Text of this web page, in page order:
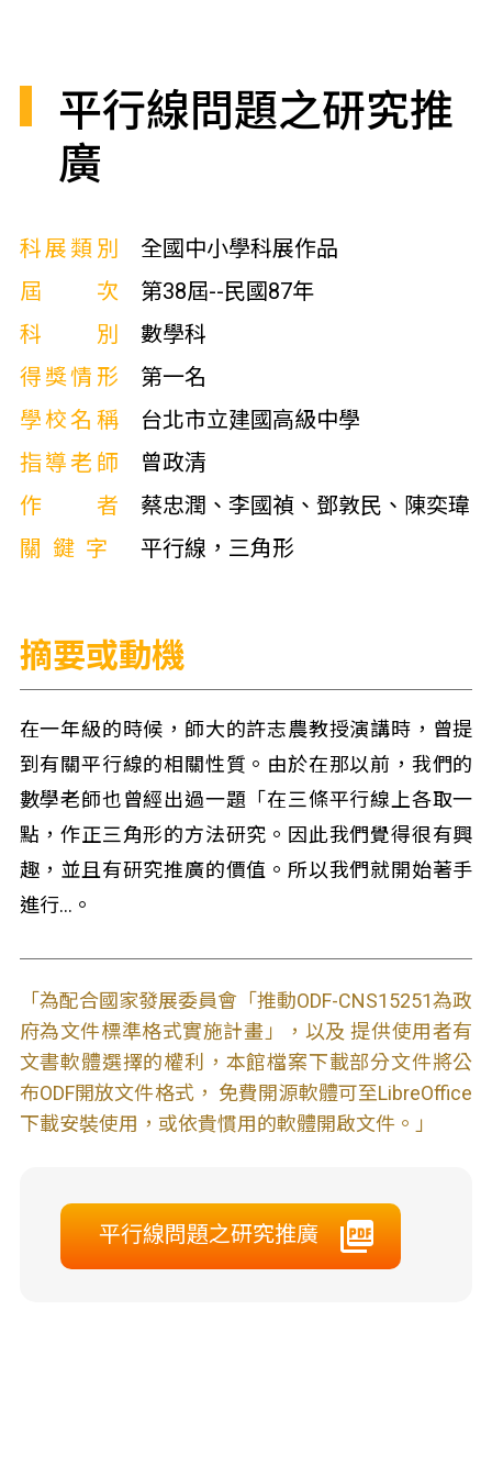
平行線問題之研究推
廣
科展類別
全國中小學科展作品
屆次
第38屆--民國87年
科別
數學科
得獎情形
第一名
學校名稱
台北市立建國高級中學
指導老師
曾政清
作者
蔡忠潤、李國禎、鄧敦民、陳奕瑋
關鍵字
平行線，三角形
摘要或動機
在一年級的時候，師大的許志農教授演講時，曾提
到有關平行線的相關性質。由於在那以前，我們的
數學老師也曾經出過一題「在三條平行線上各取一
點，作正三角形的方法研究。因此我們覺得很有興
趣，並且有研究推廣的價值。所以我們就開始著手
進行…。
「為配合國家發展委員會「推動ODF-CNS15251為政
府為文件標準格式實施計畫」，以及 提供使用者有
文書軟體選擇的權利，本館檔案下載部分文件將公
布ODF開放文件格式， 免費開源軟體可至LibreOffice
下載安裝使用，或依貴慣用的軟體開啟文件。」
平行線問題之研究推廣